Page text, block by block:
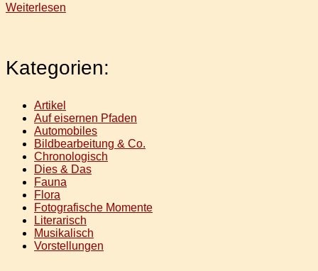
Weiterlesen
Kategorien:
Artikel
Auf eisernen Pfaden
Automobiles
Bildbearbeitung & Co.
Chronologisch
Dies & Das
Fauna
Flora
Fotografische Momente
Literarisch
Musikalisch
Vorstellungen